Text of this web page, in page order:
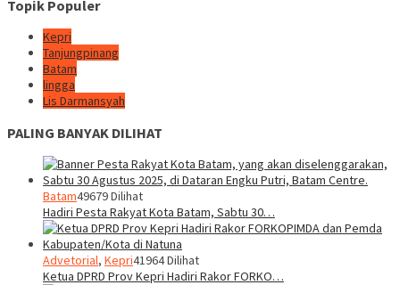
Topik Populer
Kepri
Tanjungpinang
Batam
lingga
Lis Darmansyah
PALING BANYAK DILIHAT
Batam49679 Dilihat
Hadiri Pesta Rakyat Kota Batam, Sabtu 30…
Advetorial, Kepri41964 Dilihat
Ketua DPRD Prov Kepri Hadiri Rakor FORKO…